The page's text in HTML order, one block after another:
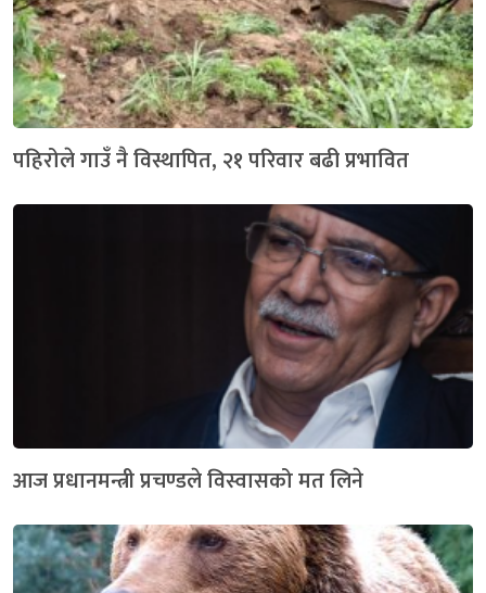
पहिरोले गाउँ नै विस्थापित, २१ परिवार बढी प्रभावित
आज प्रधानमन्त्री प्रचण्डले विस्वासको मत लिने